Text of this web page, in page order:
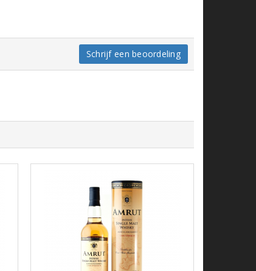
Schrijf een beoordeling